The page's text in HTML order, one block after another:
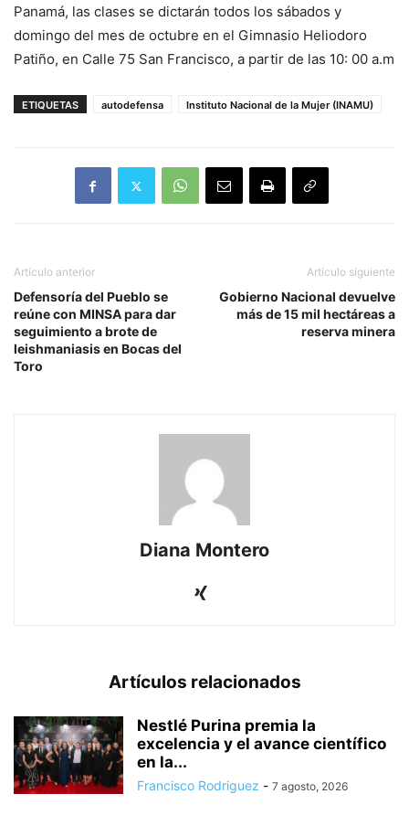
Panamá, las clases se dictarán todos los sábados y
domingo del mes de octubre en el Gimnasio Heliodoro
Patiño, en Calle 75 San Francisco, a partir de las 10: 00 a.m
ETIQUETAS autodefensa Instituto Nacional de la Mujer (INAMU)
Artículo anterior
Defensoría del Pueblo se
reúne con MINSA para dar
seguimiento a brote de
leishmaniasis en Bocas del
Toro
Artículo siguiente
Gobierno Nacional devuelve
más de 15 mil hectáreas a
reserva minera
Diana Montero
Artículos relacionados
Nestlé Purina premia la
excelencia y el avance científico
en la...
Francisco Rodriguez - 7 agosto, 2026